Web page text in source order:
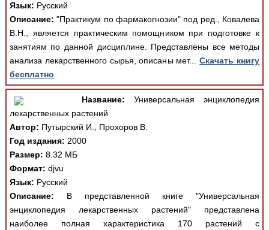
Язык: Русский
Описание: "Практикум по фармакогнозии" под ред., Ковалева
В.Н., является практическим помощником при подготовке к
занятиям по данной дисциплине. Представлены все методы
анализа лекарственного сырья, описаны мет...Скачать книгу
бесплатно
Название: Универсальная энциклопедия
лекарственных растений
Автор: Путырский И., Прохоров В.
Год издания: 2000
Размер: 8.32 МБ
Формат: djvu
Язык: Русский
Описание: В представленной книге "Универсальная
энциклопедия лекарственных растений" представлена
наиболее полная характеристика 170 растений с